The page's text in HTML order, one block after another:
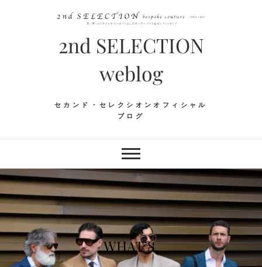
2nd SELECTION
weblog
セカンド・セレクシオンオフィシャル
ブログ
WHAT’S.